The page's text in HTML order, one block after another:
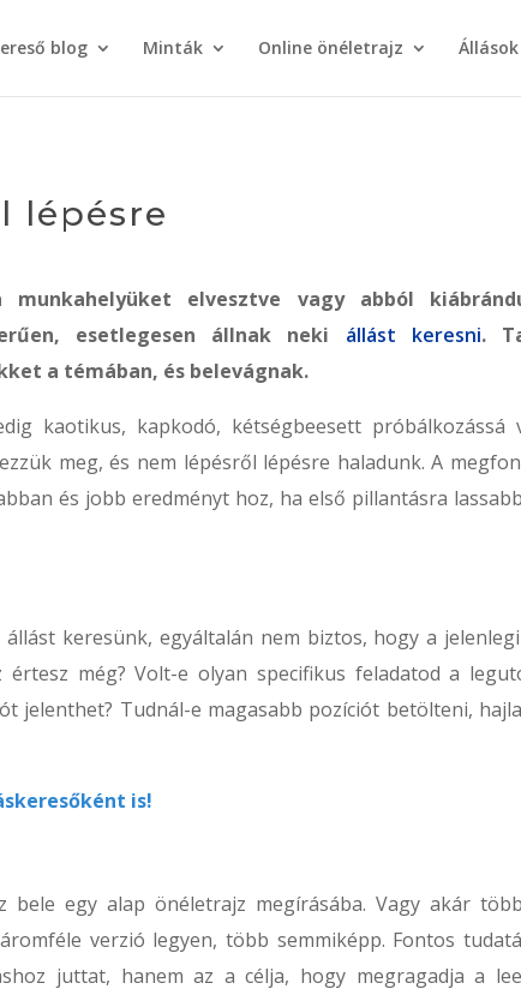
blog Minták Online önéletrajz Állások
lépésre
munkahelyüket elvesztve vagy abból
esetlegesen állnak neki állást keresni.
a témában, és belevágnak.
kaotikus, kapkodó, kétségbeesett próbálkozássá
meg, és nem lépésről lépésre haladunk. A
és jobb eredményt hoz, ha első pillantásra
keresünk, egyáltalán nem biztos, hogy a
még? Volt-e olyan specifikus feladatod a
jelenthet? Tudnál-e magasabb pozíciót betölteni,
is!
egy alap önéletrajz megírásába. Vagy akár
verzió legyen, több semmiképp. Fontos
juttat, hanem az a célja, hogy megragadja a